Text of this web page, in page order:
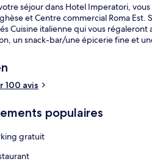
séjour dans Hotel Imperatori,
et Centre commercial Roma
Cuisine italienne qui vous
un snack-bar/une épicerie fine et
100 avis
populaires
gratuit